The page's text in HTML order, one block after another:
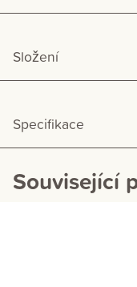
Složení
Specifikace
Související